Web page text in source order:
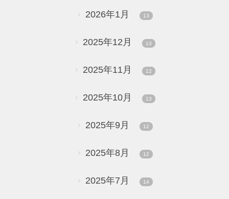
2026年1月 13
2025年12月 13
2025年11月 12
2025年10月 13
2025年9月 12
2025年8月 12
2025年7月 14